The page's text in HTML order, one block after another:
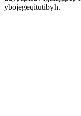
ybojegeqitutibyh.